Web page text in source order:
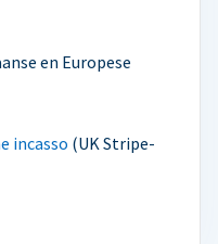
en Europese
incasso (UK Stripe-